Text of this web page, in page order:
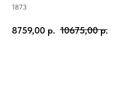
1873
8759,00 р. 10675,00 р.